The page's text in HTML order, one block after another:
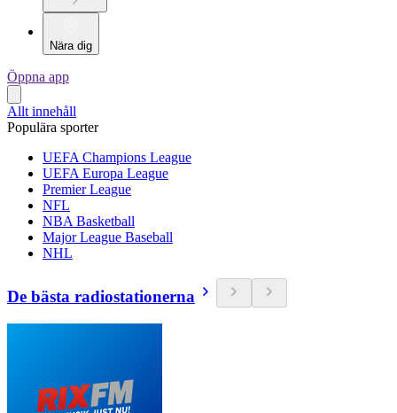
Nära dig
Öppna app
Allt innehåll
Populära sporter
UEFA Champions League
UEFA Europa League
Premier League
NFL
NBA Basketball
Major League Baseball
NHL
De bästa radiostationerna